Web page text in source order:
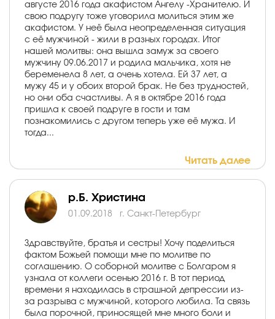
августе 2016 года акафистом Ангелу -Хранителю. И
свою подругу тоже уговорила молиться этим же
акафистом. У неё была неопределенная ситуация
с её мужчиной - жили в разных городах. Итог
нашей молитвы: она вышла замуж за своего
мужчину 09.06.2017 и родила мальчика, хотя не
беременела 8 лет, а очень хотела. Ей 37 лет, а
мужу 45 и у обоих второй брак. Не без трудностей,
но они оба счастливы. А я в октябре 2016 года
пришла к своей подруге в гости и там
познакомились с другом теперь уже её мужа. И
тогда...
Читать далее
р.Б. Христина
01.09.2018 г. Санкт-Петербург
Здравствуйте, братья и сестры! Хочу поделиться
фактом Божьей помощи мне по молитве по
соглашению. О соборной молитве с Болгаром я
узнала от коллеги осенью 2016 г. В тот период
времени я находилась в страшной депрессии из-
за разрыва с мужчиной, которого любила. Та связь
была порочной, приносящей мне много боли и